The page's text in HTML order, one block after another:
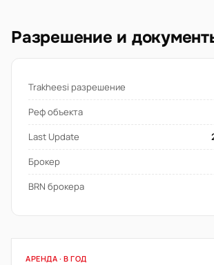
Разрешение и
Trakheesi разрешение
Реф объекта
Last Update
Брокер
BRN брокера
АРЕНДА · В ГОД